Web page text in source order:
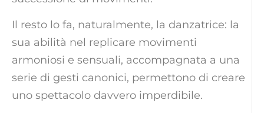
Il resto lo fa, naturalmente, la danzatrice: la
sua abilità nel replicare movimenti
armoniosi e sensuali, accompagnata a una
serie di gesti canonici, permettono di creare
uno spettacolo davvero imperdibile.